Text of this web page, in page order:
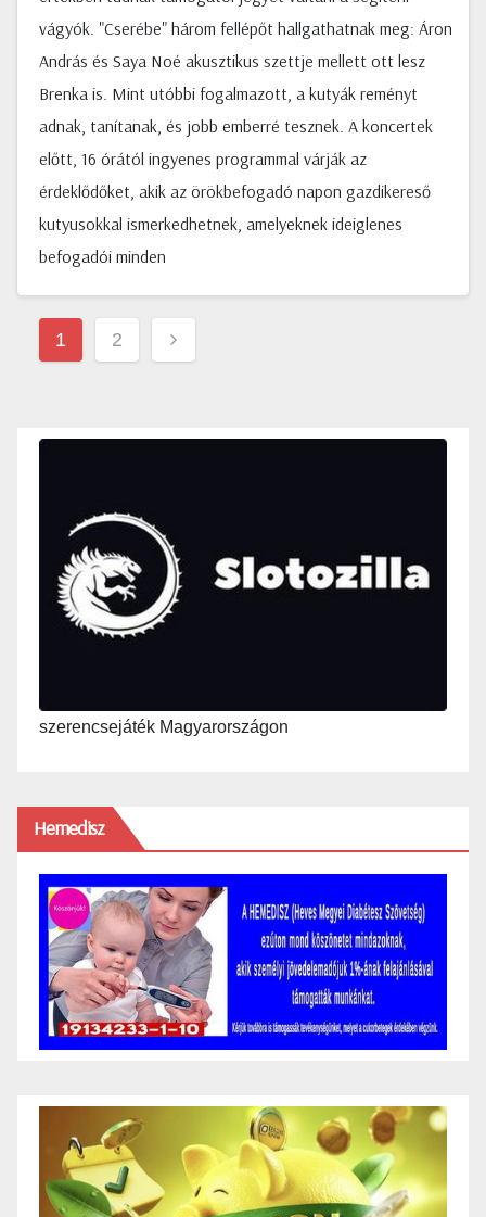
vágyók. "Cserébe" három fellépőt hallgathatnak meg: Áron
András és Saya Noé akusztikus szettje mellett ott lesz
Brenka is. Mint utóbbi fogalmazott, a kutyák reményt
adnak, tanítanak, és jobb emberré tesznek. A koncertek
előtt, 16 órától ingyenes programmal várják az
érdeklődőket, akik az örökbefogadó napon gazdikereső
kutyusokkal ismerkedhetnek, amelyeknek ideiglenes
befogadói minden
Bejegyzések
lapozása
1 2
szerencsejáték Magyarországon
Hemedisz